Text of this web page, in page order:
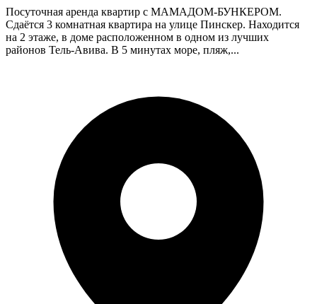
Посуточная аренда квартир с МАМАДОМ-БУНКЕРОМ.
Сдаётся 3 комнатная квартира на улице Пинскер. Находится
на 2 этаже, в доме расположенном в одном из лучших
районов Тель-Авива. В 5 минутах море, пляж,...